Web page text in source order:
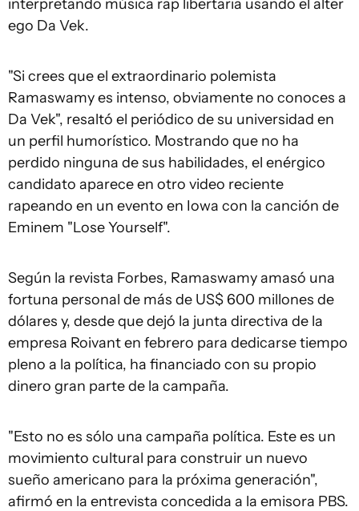
interpretando música rap libertaria usando el alter
ego Da Vek.
"Si crees que el extraordinario polemista
Ramaswamy es intenso, obviamente no conoces a
Da Vek", resaltó el periódico de su universidad en
un perfil humorístico. Mostrando que no ha
perdido ninguna de sus habilidades, el enérgico
candidato aparece en otro video reciente
rapeando en un evento en Iowa con la canción de
Eminem "Lose Yourself".
Según la revista Forbes, Ramaswamy amasó una
fortuna personal de más de US$ 600 millones de
dólares y, desde que dejó la junta directiva de la
empresa Roivant en febrero para dedicarse tiempo
pleno a la política, ha financiado con su propio
dinero gran parte de la campaña.
"Esto no es sólo una campaña política. Este es un
movimiento cultural para construir un nuevo
sueño americano para la próxima generación",
afirmó en la entrevista concedida a la emisora PBS.